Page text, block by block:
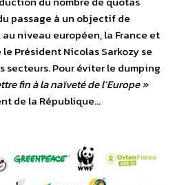
passage à un objectif de
niveau européen, la France et
Président Nicolas Sarkozy se
secteurs. Pour éviter le dumping
fin à la naïveté de l’Europe »
de la République…